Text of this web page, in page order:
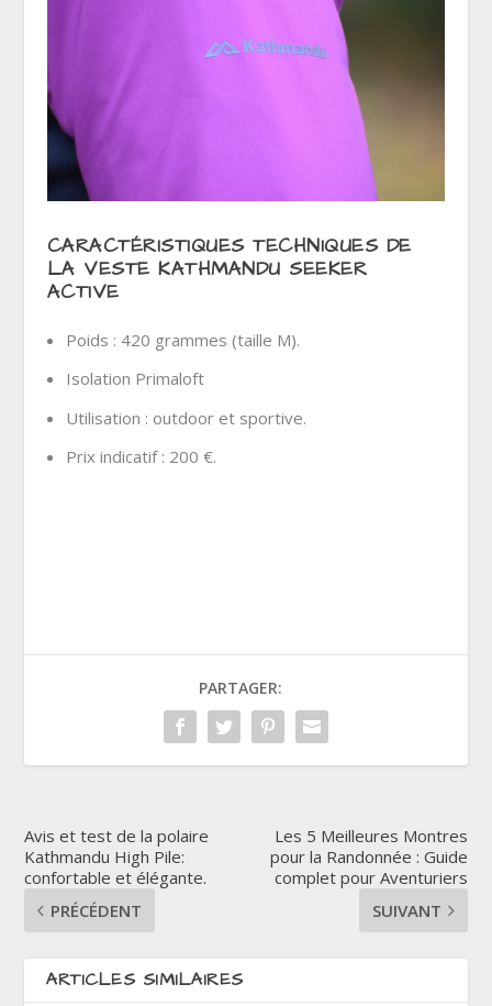
CARACTÉRISTIQUES TECHNIQUES DE
LA VESTE KATHMANDU SEEKER
ACTIVE
Poids : 420 grammes (taille M).
Isolation Primaloft
Utilisation : outdoor et sportive.
Prix indicatif : 200 €.
PARTAGER:
Avis et test de la polaire
Kathmandu High Pile:
confortable et élégante.
PRÉCÉDENT
Les 5 Meilleures Montres
pour la Randonnée : Guide
complet pour Aventuriers
SUIVANT
ARTICLES SIMILAIRES